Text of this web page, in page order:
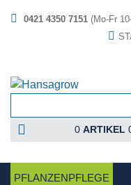
0421 4350 7151 (Mo-Fr
0 ARTIKEL
PFLANZENPFLEGE